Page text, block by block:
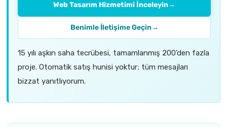
Web Tasarım Hizmetimi İnceleyin→
Benimle İletişime Geçin→
15 yılı aşkın saha tecrübesi, tamamlanmış 200'den fazla
proje. Otomatik satış hunisi yoktur; tüm mesajları
bizzat yanıtlıyorum.